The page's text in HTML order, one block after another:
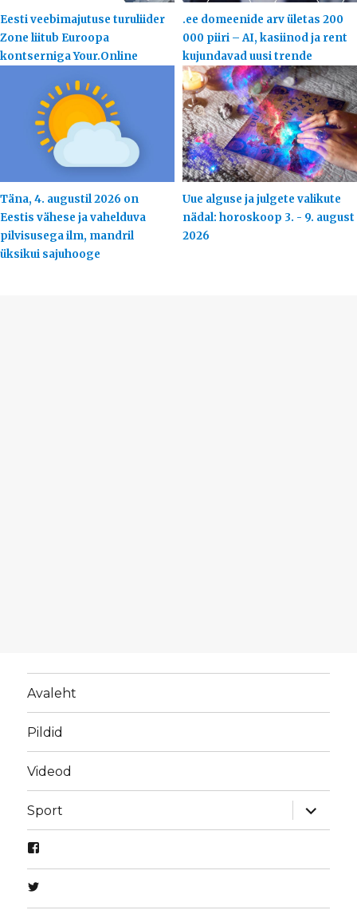
Eesti veebimajutuse turuliider
Zone liitub Euroopa
kontserniga Your.Online
.ee domeenide arv ületas 200
000 piiri – AI, kasiinod ja rent
kujundavad uusi trende
Täna, 4. augustil 2026 on
Eestis vähese ja vahelduva
pilvisusega ilm, mandril
üksikui sajuhooge
Uue alguse ja julgete valikute
nädal: horoskoop 3. - 9. august
2026
Avaleht
Pildid
Videod
Sport
laienda